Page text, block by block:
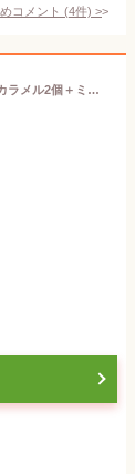
コメント (4件) >
3種詰め合わせ【5個入】おみたまプリン「栗1個＋カラメル2個＋ミルク2個」濃厚高級プリン♪テレビでも紹介【笠間の栗 茨城 ギフト 贈り物 プレゼント 贈答 お歳暮 お中元 お返し ご褒美 お取り寄せ お土産 内祝 お祝 洋菓子 茨城空港 小美玉 ぷりん 平飼い卵】